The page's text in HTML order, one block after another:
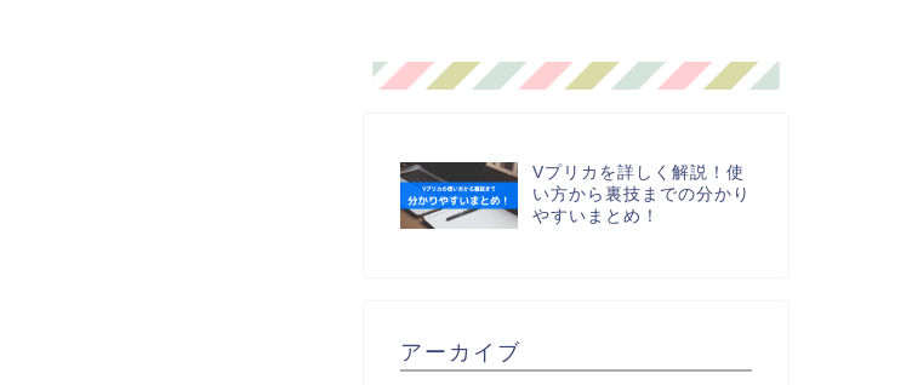
Vプリカを詳しく解説！使
い方から裏技までの分かり
やすいまとめ！
アーカイブ